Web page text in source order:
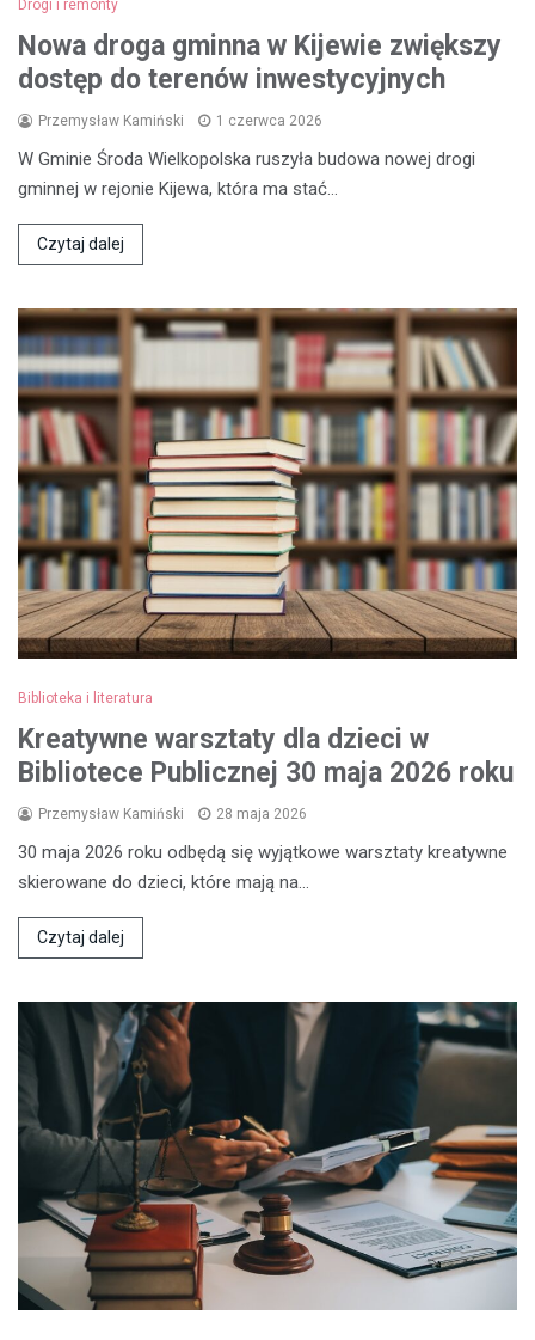
Drogi i remonty
Nowa droga gminna w Kijewie zwiększy
dostęp do terenów inwestycyjnych
Przemysław Kamiński 1 czerwca 2026
W Gminie Środa Wielkopolska ruszyła budowa nowej drogi
gminnej w rejonie Kijewa, która ma stać…
Czytaj dalej
Biblioteka i literatura
Kreatywne warsztaty dla dzieci w
Bibliotece Publicznej 30 maja 2026 roku
Przemysław Kamiński 28 maja 2026
30 maja 2026 roku odbędą się wyjątkowe warsztaty kreatywne
skierowane do dzieci, które mają na…
Czytaj dalej